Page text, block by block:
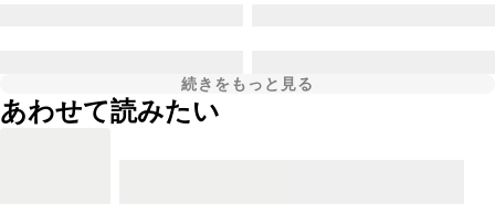
続きをもっと見る
あわせて読みたい